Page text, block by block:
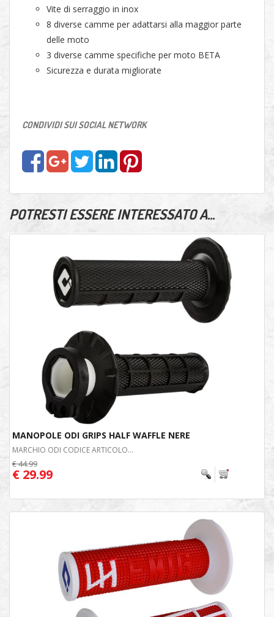
Vite di serraggio in inox
8 diverse camme per adattarsi alla maggior parte
delle moto
3 diverse camme specifiche per moto BETA
Sicurezza e durata migliorate
CONDIVIDI SUI SOCIAL NETWORK
POTRESTI ESSERE INTERESSATO A...
MANOPOLE ODI GRIPS HALF WAFFLE NERE
MARCHIO ODI CODICE ARTICOLO...
€ 44.99
€ 29.99